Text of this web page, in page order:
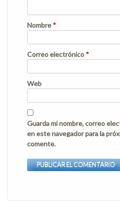
Nombre *
Correo electrónico *
Web
Guarda mi nombre, correo
en este navegador para la
comente.